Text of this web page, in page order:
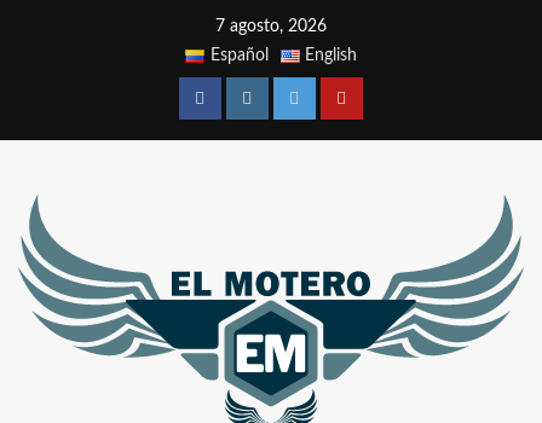
7 agosto, 2026
Español
English